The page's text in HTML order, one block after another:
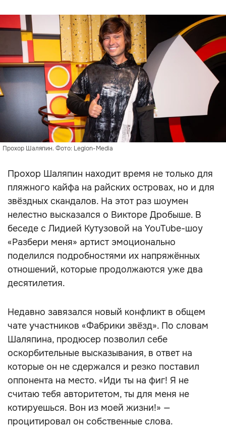
Прохор Шаляпин. Фото: Legion-Media
Прохор Шаляпин находит время не только для
пляжного кайфа на райских островах, но и для
звёздных скандалов. На этот раз шоумен
нелестно высказался о Викторе Дробыше. В
беседе с Лидией Кутузовой на YouTube-шоу
«Разбери меня» артист эмоционально
поделился подробностями их напряжённых
отношений, которые продолжаются уже два
десятилетия.
Недавно завязался новый конфликт в общем
чате участников «Фабрики звёзд». По словам
Шаляпина, продюсер позволил себе
оскорбительные высказывания, в ответ на
которые он не сдержался и резко поставил
оппонента на место. «Иди ты на фиг! Я не
считаю тебя авторитетом, ты для меня не
котируешься. Вон из моей жизни!» —
процитировал он собственные слова.